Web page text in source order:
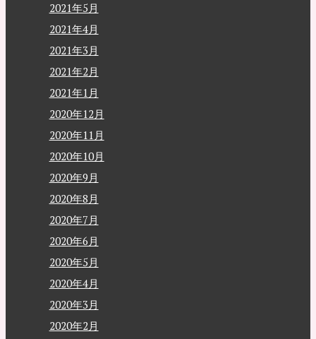
2021年5月
2021年4月
2021年3月
2021年2月
2021年1月
2020年12月
2020年11月
2020年10月
2020年9月
2020年8月
2020年7月
2020年6月
2020年5月
2020年4月
2020年3月
2020年2月